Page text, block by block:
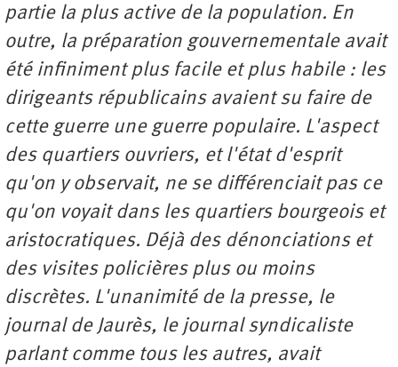
partie la plus active de la population. En
outre, la préparation gouvernementale avait
été infiniment plus facile et plus habile : les
dirigeants républicains avaient su faire de
cette guerre une guerre populaire. L'aspect
des quartiers ouvriers, et l'état d'esprit
qu'on y observait, ne se différenciait pas ce
qu'on voyait dans les quartiers bourgeois et
aristocratiques. Déjà des dénonciations et
des visites policières plus ou moins
discrètes. L'unanimité de la presse, le
journal de Jaurès, le journal syndicaliste
parlant comme tous les autres, avait